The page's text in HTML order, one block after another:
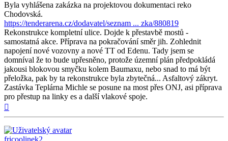
Byla vyhlášena zakázka na projektovou dokumentaci reko
Chodovská.
https://tenderarena.cz/dodavatel/seznam ... zka/880819
Rekonstrukce kompletní ulice. Dojde k přestavbě mostů -
samostatná akce. Příprava na pokračování směr jih. Zohlednit
napojení nové vozovny a nové TT od Edenu. Tady jsem se
domníval že to bude upřesněno, protože územní plán předpokládá
jakousi blokovou smyčku kolem Baumaxu, nebo snad to má být
přeložka, pak by ta rekonstrukce byla zbytečná... Asfaltový zákryt.
Zastávka Teplárna Michle se posune na most přes ONJ, asi příprava
pro přestup na linky es a další vlakové spoje.
fricoolinek2